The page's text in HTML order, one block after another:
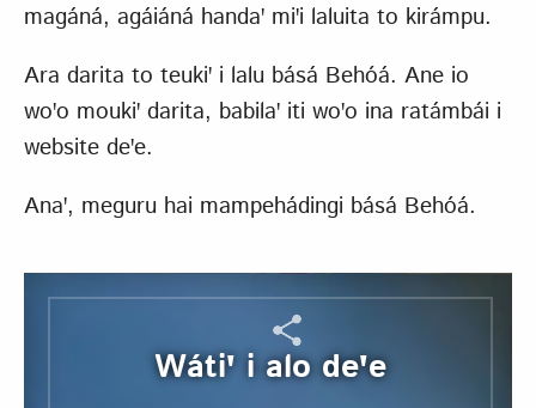
magáná, agáiáná handaꞌ miꞌi laluita to kirámpu.
Ara darita to teukiꞌ i lalu básá Behóá. Ane io
woꞌo moukiꞌ darita, babilaꞌ iti woꞌo ina ratámbái i
website deꞌe.
Anaꞌ, meguru hai mampehádingi básá Behóá.
Wátiꞌ i alo deꞌe